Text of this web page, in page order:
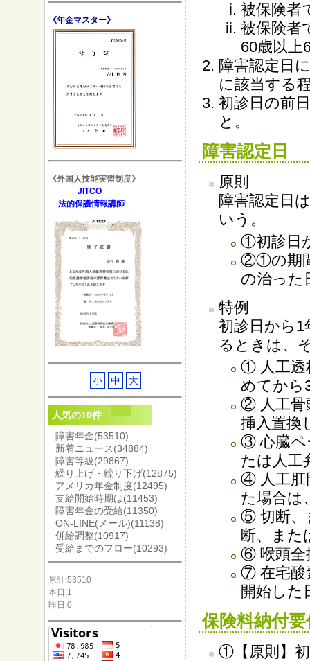
被保険者
被保険者
60歳以上
障害認定日
に該当する
初診日の前
と。
障害認定日
原則
障害認定日
いう。
①初診日
②①の期
の治った
特例
初診日から
るときは、
① 人工透
めてから
② 人工骨
挿入置換
③ 心臓ペ
たは人工
④ 人工肛
た場合は
⑤ 切断、
断、また
⑥ 喉頭全
⑦ 在宅酸
開始した
保険料納付要
①【原則】
《年金マスター》
《外国人技能実習制度》
JITCO
法的保護情報講師
小 中 大
人気の10件
障害年金(53510)
新着ニュース(34884)
障害等級(29867)
繰り上げ・繰り下げ(12875)
アメリカ年金制度(12495)
支給開始時期は(11453)
障害年金の受給(11350)
ON-LINE(メール)(11138)
併給調整(10917)
受給までのフロー(10293)
累計:53510
本日:1
昨日:0